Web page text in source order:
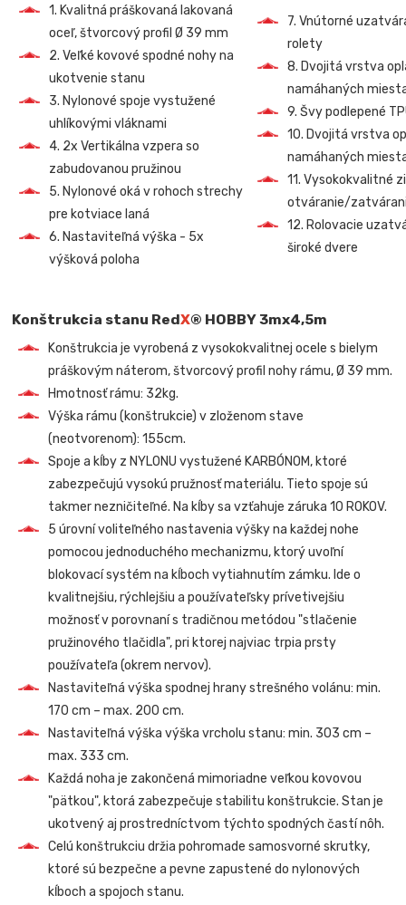
1. Kvalitná práškovaná lakovaná
oceľ, štvorcový profil Ø 39 mm
2. Veľké kovové spodné nohy na
ukotvenie stanu
3. Nylonové spoje vystužené
uhlíkovými vláknami
4. 2x Vertikálna vzpera so
zabudovanou pružinou
5. Nylonové oká v rohoch strechy
pre kotviace laná
6. Nastaviteľná výška - 5x
výšková poloha
7. Vnútorné
rolety
8. Dvojitá vrstva
namáhaných
9. Švy podlepené
10. Dvojitá vrstva
namáhaných
11. Vysokokvalitné
otváranie/
12. Rolovacie
široké dvere
Konštrukcia stanu RedX® HOBBY 3mx4,5m
Konštrukcia je vyrobená z vysokokvalitnej ocele s bielym
práškovým náterom, štvorcový profil nohy rámu, Ø 39 mm.
Hmotnosť rámu: 32kg.
Výška rámu (konštrukcie) v zloženom stave
(neotvorenom): 155cm.
Spoje a kĺby z NYLONU vystužené KARBÓNOM, ktoré
zabezpečujú vysokú pružnosť materiálu. Tieto spoje sú
takmer nezničiteľné. Na kĺby sa vzťahuje záruka 10 ROKOV.
5 úrovní voliteľného nastavenia výšky na každej nohe
pomocou jednoduchého mechanizmu, ktorý uvoľní
blokovací systém na kĺboch vytiahnutím zámku. Ide o
kvalitnejšiu, rýchlejšiu a používateľsky prívetivejšiu
možnosť v porovnaní s tradičnou metódou "stlačenie
pružinového tlačidla", pri ktorej najviac trpia prsty
používateľa (okrem nervov).
Nastaviteľná výška spodnej hrany strešného volánu: min.
170 cm – max. 200 cm.
Nastaviteľná výška výška vrcholu stanu: min. 303 cm –
max. 333 cm.
Každá noha je zakončená mimoriadne veľkou kovovou
"pätkou", ktorá zabezpečuje stabilitu konštrukcie. Stan je
ukotvený aj prostredníctvom týchto spodných častí nôh.
Celú konštrukciu držia pohromade samosvorné skrutky,
ktoré sú bezpečne a pevne zapustené do nylonových
kĺboch a spojoch stanu.